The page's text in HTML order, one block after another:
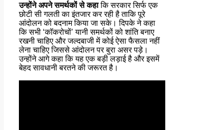
उन्होंने अपने समर्थकों से कहाकि सरकार सिर्फ एक
छोटी सी गलती का इंतजार कर रही है ताकि पूरे
आंदोलन को बदनाम किया जा सके। दिपके ने कहा
कि सभी ‘कॉकरोचों’ यानी समर्थकों को शांति बनाए
रखनी चाहिए और जल्दबाजी में कोई ऐसा फैसला नहीं
लेना चाहिए जिससे आंदोलन पर बुरा असर पड़े।
उन्होंने आगे कहा कि यह एक बड़ी लड़ाई है और इसमें
बेहद सावधानी बरतने की जरूरत है।